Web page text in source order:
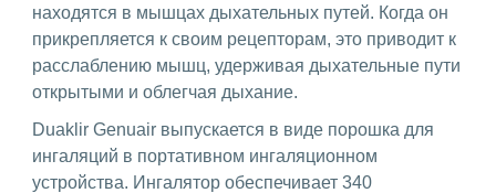
находятся в мышцах дыхательных путей. Когда он
прикрепляется к своим рецепторам, это приводит к
расслаблению мышц, удерживая дыхательные пути
открытыми и облегчая дыхание.
Duaklir Genuair выпускается в виде порошка для
ингаляций в портативном ингаляционном
устройства. Ингалятор обеспечивает 340